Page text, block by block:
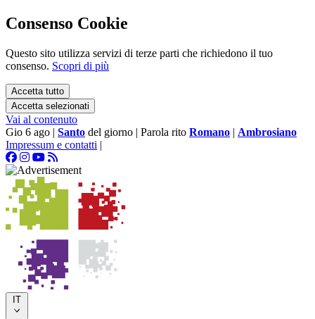
Consenso Cookie
Questo sito utilizza servizi di terze parti che richiedono il tuo
consenso. Scopri di più
Accetta tutto
Accetta selezionati
Vai al contenuto
Gio 6 ago | Santo del giorno | Parola rito Romano | Ambrosiano
Impressum e contatti |
IT